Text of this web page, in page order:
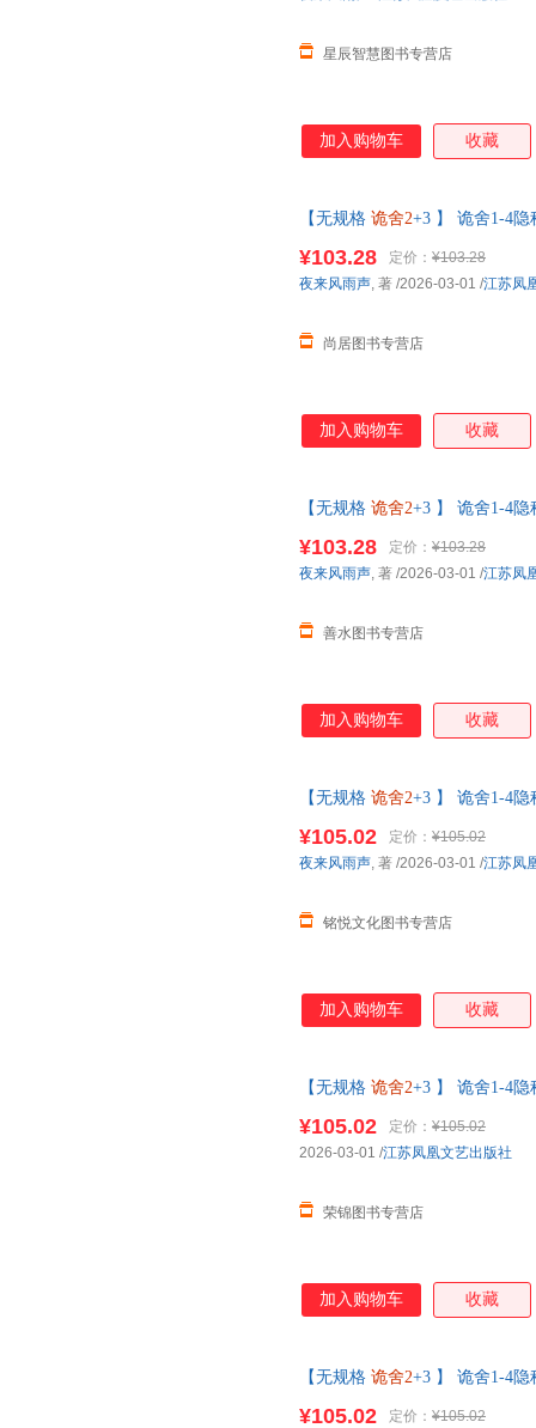
星辰智慧图书专营店
加入购物车 收藏
【无规格 诡舍2+3 】 诡舍1-4
为准】
¥103.28 定价： ¥103.28
尚居图书专营店
夜来风雨声, 著 /2026-03-01 /江苏凤
加入购物车 收藏
【无规格 诡舍2+3 】 诡舍1-4
为准】
¥103.28 定价： ¥103.28
善水图书专营店
夜来风雨声, 著 /2026-03-01 /江苏凤
加入购物车 收藏
【无规格 诡舍2+3 】 诡舍1-4
为准】
¥105.02 定价： ¥105.02
铭悦文化图书专营店
夜来风雨声, 著 /2026-03-01 /江苏凤
加入购物车 收藏
【无规格 诡舍2+3 】 诡舍1-4
为准】
¥105.02 定价： ¥105.02
荣锦图书专营店
2026-03-01 /江苏凤凰文艺出版社
加入购物车 收藏
【无规格 诡舍2+3 】 诡舍1-4
¥105.02 定价： ¥105.02